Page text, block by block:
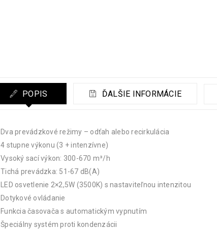
POPIS ĎALŠIE INFORMÁCIE
Dva prevádzkové režimy – odťah alebo recirkulácia
4 stupne výkonu (3 + intenzívne)
Vysoký sací výkon: 300-670 m³/h
Tichá prevádzka: 51-67 dB(A)
LED osvetlenie 2×2,5W (3500K) s nastaviteľnou intenzitou
Dotykové ovládanie
Funkcia časovača s automatickým vypnutím
Špeciálny systém proti kondenzácii